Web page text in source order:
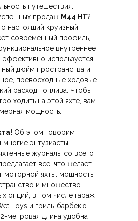
путешествия.
продаж M44 HT?
настоящий круизный
современный профиль,
внутреннее
эффективно используется
дюйм пространства и,
превосходные ходовые
расход топлива. Чтобы
ходить на этой яхте, вам
мощность.
Об этом говорим
энтузиасты,
журналы со всего
все, что желает
моторной яхты: мощность,
и множество
опций, в том числе гараж
Toys и гриль-барбекю
метровая длина удобна